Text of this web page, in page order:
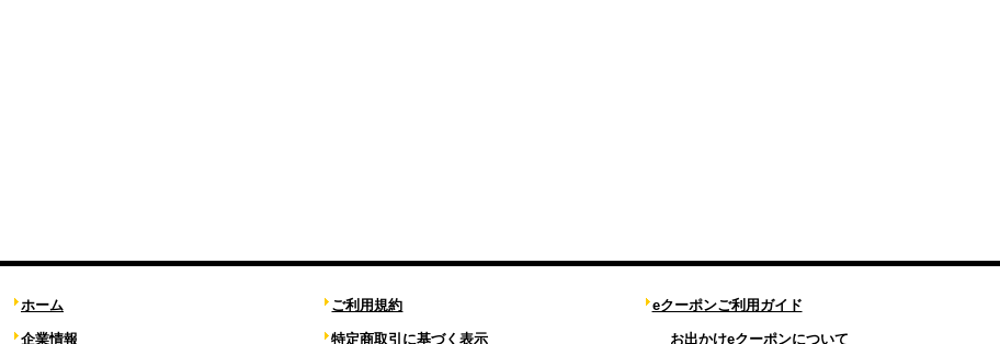
ホーム
企業情報
ご利用規約
特定商取引に基づく表示
eクーポンご利用ガイド
お出かけeクーポンについて